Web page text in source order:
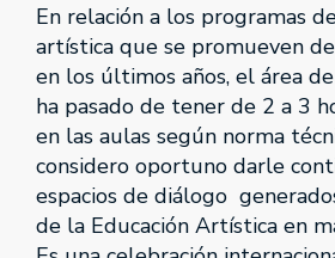
En relación a los programas
artística que se promueven
en los últimos años, el área
ha pasado de tener de 2 a 3
en las aulas según norma
considero oportuno darle
espacios de diálogo
de la Educación Artística en